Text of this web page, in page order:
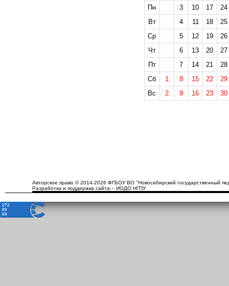
Пн
3 10 17
24
Вт
4 11 18
25
Ср
5 12 19
26
Чт
6 13 20
27
Пт
7 14 21
28
Сб
1 8 15 22
29
Вс
2 9 16 23 30
Авторское право © 2014-2026 ФГБОУ ВО "Новосибирский государственный
Разработка и поддержка сайта – ИОДО НГПУ